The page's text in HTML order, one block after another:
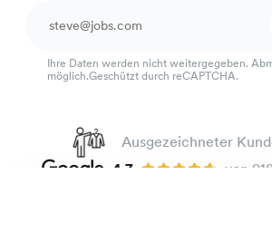
Ihre Daten werden nicht weitergegeben.
möglich.Geschützt durch reCAPTCHA.
Ausgezeichneter
4.7
von